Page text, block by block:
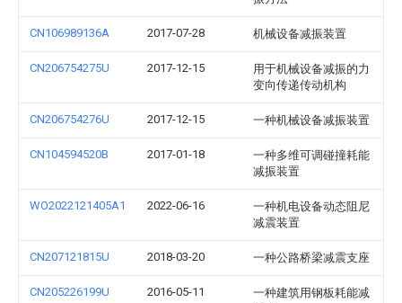
CN106989136A 2017-07-28 机械设备减振装置
CN206754275U 2017-12-15
用于机械设备减振的力
变向传递传动机构
CN206754276U 2017-12-15 一种机械设备减振装置
CN104594520B 2017-01-18
一种多维可调碰撞耗能
减振装置
WO2022121405A1 2022-06-16
一种机电设备动态阻尼
减震装置
CN207121815U 2018-03-20 一种公路桥梁减震支座
CN205226199U 2016-05-11
一种建筑用钢板耗能减